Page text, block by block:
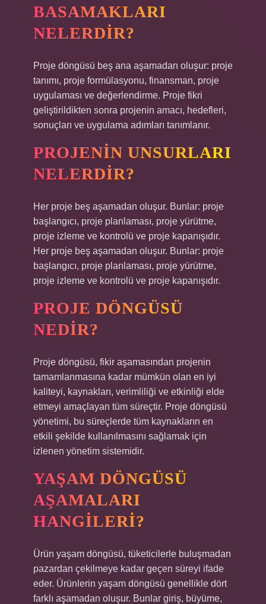
BASAMAKLARI
NELERDIR?
Proje döngüsü beş ana aşamadan oluşur: proje
tanımı, proje formülasyonu, finansman, proje
uygulaması ve değerlendirme. Proje fikri
geliştirildikten sonra projenin amacı, hedefleri,
sonuçları ve uygulama adımları tanımlanır.
PROJENIN UNSURLARI
NELERDIR?
Her proje beş aşamadan oluşur. Bunlar: proje
başlangıcı, proje planlaması, proje yürütme,
proje izleme ve kontrolü ve proje kapanışıdır.
Her proje beş aşamadan oluşur. Bunlar: proje
başlangıcı, proje planlaması, proje yürütme,
proje izleme ve kontrolü ve proje kapanışıdır.
PROJE DÖNGÜSÜ
NEDIR?
Proje döngüsü, fikir aşamasından projenin
tamamlanmasına kadar mümkün olan en iyi
kaliteyi, kaynakları, verimliliği ve etkinliği elde
etmeyi amaçlayan tüm süreçtir. Proje döngüsü
yönetimi, bu süreçlerde tüm kaynakların en
etkili şekilde kullanılmasını sağlamak için
izlenen yönetim sistemidir.
YAŞAM DÖNGÜSÜ
AŞAMALARI
HANGILERI?
Ürün yaşam döngüsü, tüketicilerle buluşmadan
pazardan çekilmeye kadar geçen süreyi ifade
eder. Ürünlerin yaşam döngüsü genellikle dört
farklı aşamadan oluşur. Bunlar giriş, büyüme,